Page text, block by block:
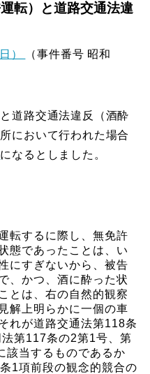
運転）と道路交通法違
）
（事件番号 昭和
道路交通法違反（酒酔
において行われた場合
になるとしました。
転するに際し、無免許
態であったことは、い
にすぎないから、被告
、かつ、酒に酔った状
とは、右の自然的観察
解上明らかに一個の車
れが道路交通法第118条
第117条の2第1号、第
該当するものであるか
1項前段の観念的競合の